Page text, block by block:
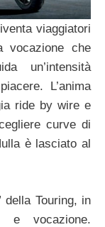
viaggiatori
vocazione che
un’intensità
L’anima
ride by wire e
curve di
è lasciato al
Touring, in
e vocazione.